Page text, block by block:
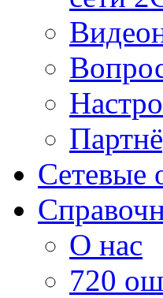
Сетевые
О нас
720